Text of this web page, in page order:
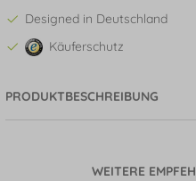
Designed in Deutschland
Käuferschutz
PRODUKTBESCHREIBUNG
WEITERE